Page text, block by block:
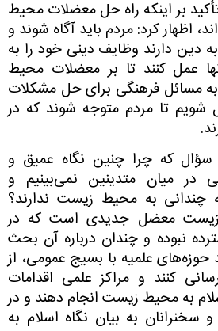
بر اینکه راه حل معضلات محیط
اظهار کرد: مردم باید آگاه شوند و
دین دارند وظایف دینی خود را به
عمل کنند تا بر معضلات محیط
به مسائل فرهنگی برای حل مشکلات
تا مردم متوجه شوند که در
که چرا چنین نگاه عمیق و
در میان متدینین نمی‌بینیم و
به محیط زیست ندارند؟
معضل جدیدی است که در
نبوده و چندان درباره آن بحث
حوزه‌های علمیه با بسیج عمومی، از
کنند و مراکز علمی اقدامات
به محیط زیست انجام دهند و در
به بیان نگاه اسلام به